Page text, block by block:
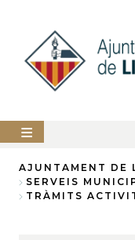
AJUNTAMENT
LLUCMAJOR
AJUNTAMENT DE
SERVEIS
TRÀMITS